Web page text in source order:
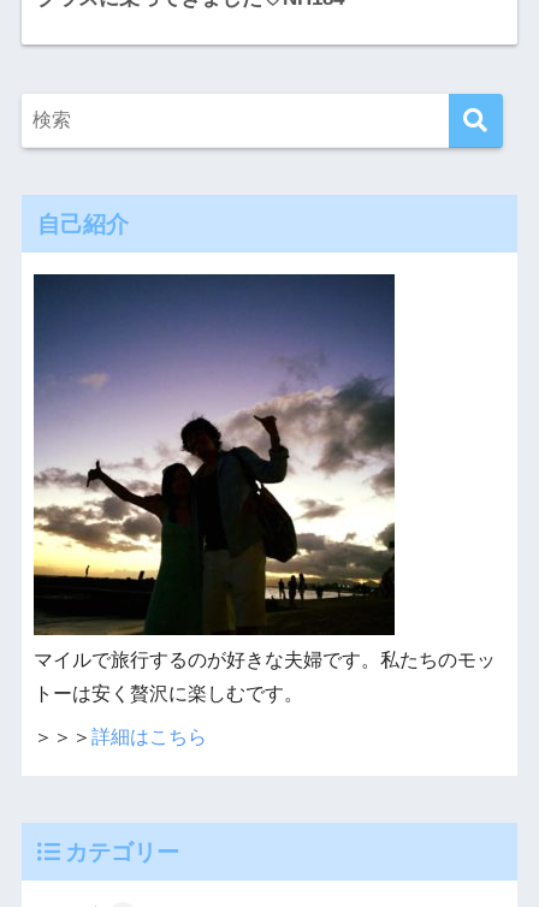
自己紹介
マイルで旅行するのが好きな夫婦です。私たちのモッ
トーは安く贅沢に楽しむです。
＞＞＞ 詳細はこちら
カテゴリー